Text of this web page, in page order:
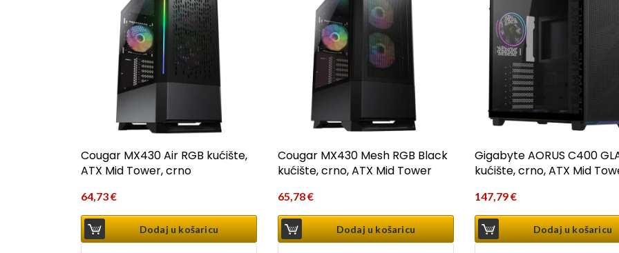
Cougar MX430 Air RGB kućište,
ATX Mid Tower, crno
64,73€
Dodaj u košaricu
Cougar MX430 Mesh RGB Black
kućište, crno, ATX Mid Tower
65,78€
Dodaj u košaricu
Gigabyte AORUS C400
kućište, crno, ATX Mid
147,79€
Dodaj u košaricu